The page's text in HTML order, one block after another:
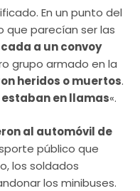
En un punto del
que parecían ser las
a un convoy
grupo armado en la
heridos o muertos.
estaban en llamas«.
al automóvil de
público que
los soldados
los minibuses.